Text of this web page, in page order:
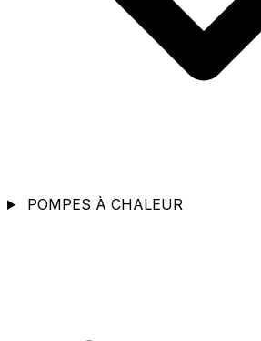
POMPES À CHALEUR